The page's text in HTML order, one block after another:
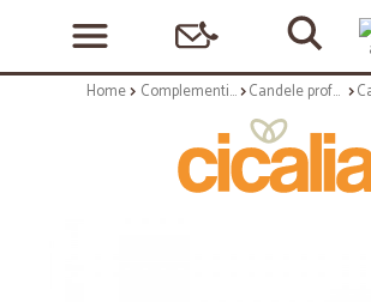
Home Complementi arredo Candele profumate